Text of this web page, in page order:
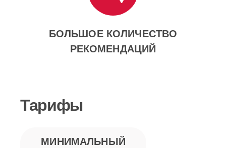
БОЛЬШОЕ КОЛИЧЕСТВО
РЕКОМЕНДАЦИЙ
Тарифы
МИНИМАЛЬНЫЙ